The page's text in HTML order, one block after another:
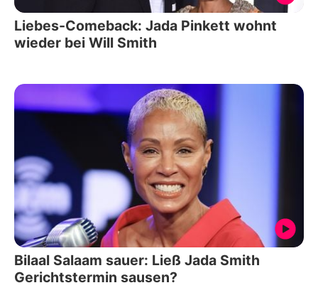
Liebes-Comeback: Jada Pinkett wohnt
wieder bei Will Smith
Bilaal Salaam sauer: Ließ Jada Smith
Gerichtstermin sausen?